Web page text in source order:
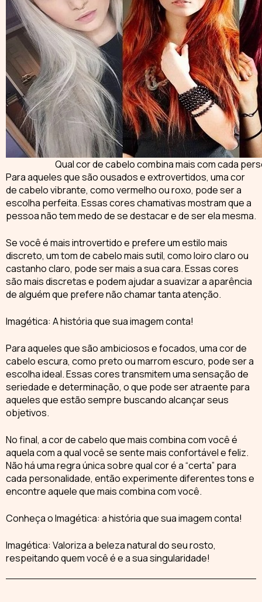
Qual cor de cabelo combina mais com cada
Para aqueles que são ousados e extrovertidos, umacor
de cabelo vibrante, como vermelho ou roxo, pode ser a
escolha perfeita. Essas cores chamativas mostram que a
pessoa não tem medo de se destacar e de ser ela mesma.
Se você é mais introvertido e prefere um estilo mais
discreto, umtom de cabelomais sutil, como loiro claro ou
castanho claro, pode ser mais a sua cara. Essas cores
são mais discretas e podem ajudar a suavizar a aparência
de alguém que prefere não chamar tanta atenção.
Imagética: A história que sua imagem conta!
Para aqueles que são ambiciosos e focados, uma cor de
cabeloescura, como preto ou marrom escuro, pode ser a
escolha ideal. Essas cores transmitem uma sensação de
seriedade e determinação, o que pode ser atraente para
aqueles que estão sempre buscando alcançar seus
objetivos.
No final, acor de cabeloque mais combina com você é
aquela com a qual você se sente mais confortável e feliz.
Não há uma regra única sobre qual cor é a “certa” para
cada personalidade, então experimente diferentes tons e
encontre aquele que mais combina com você.
Conheça oImagética: a história que sua imagem conta!
Imagética: Valoriza a beleza natural do seu rosto,
respeitando quem você é e a sua singularidade!